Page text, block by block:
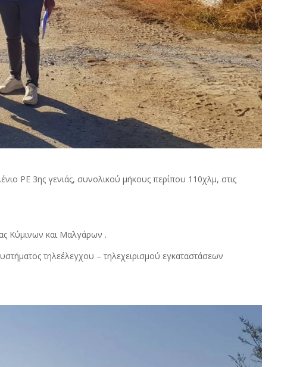
PE 3ης γενιάς, συνολικού μήκους περίπου 110χλμ, στις
Κύμινων και Μαλγάρων .
τηλεέλεγχου – τηλεχειρισμού εγκαταστάσεων